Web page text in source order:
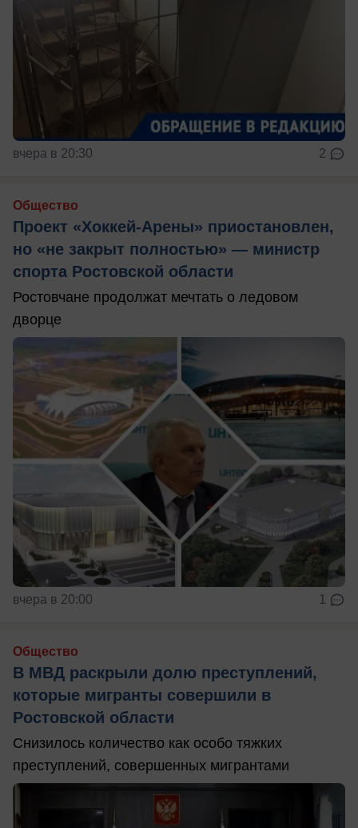
вчера в 20:30 2
Общество
Проект «Хоккей-Арены» приостановлен,
но «не закрыт полностью» — министр
спорта Ростовской области
Ростовчане продолжат мечтать о ледовом
дворце
вчера в 20:00 1
Общество
В МВД раскрыли долю преступлений,
которые мигранты совершили в
Ростовской области
Снизилось количество как особо тяжких
преступлений, совершенных мигрантами